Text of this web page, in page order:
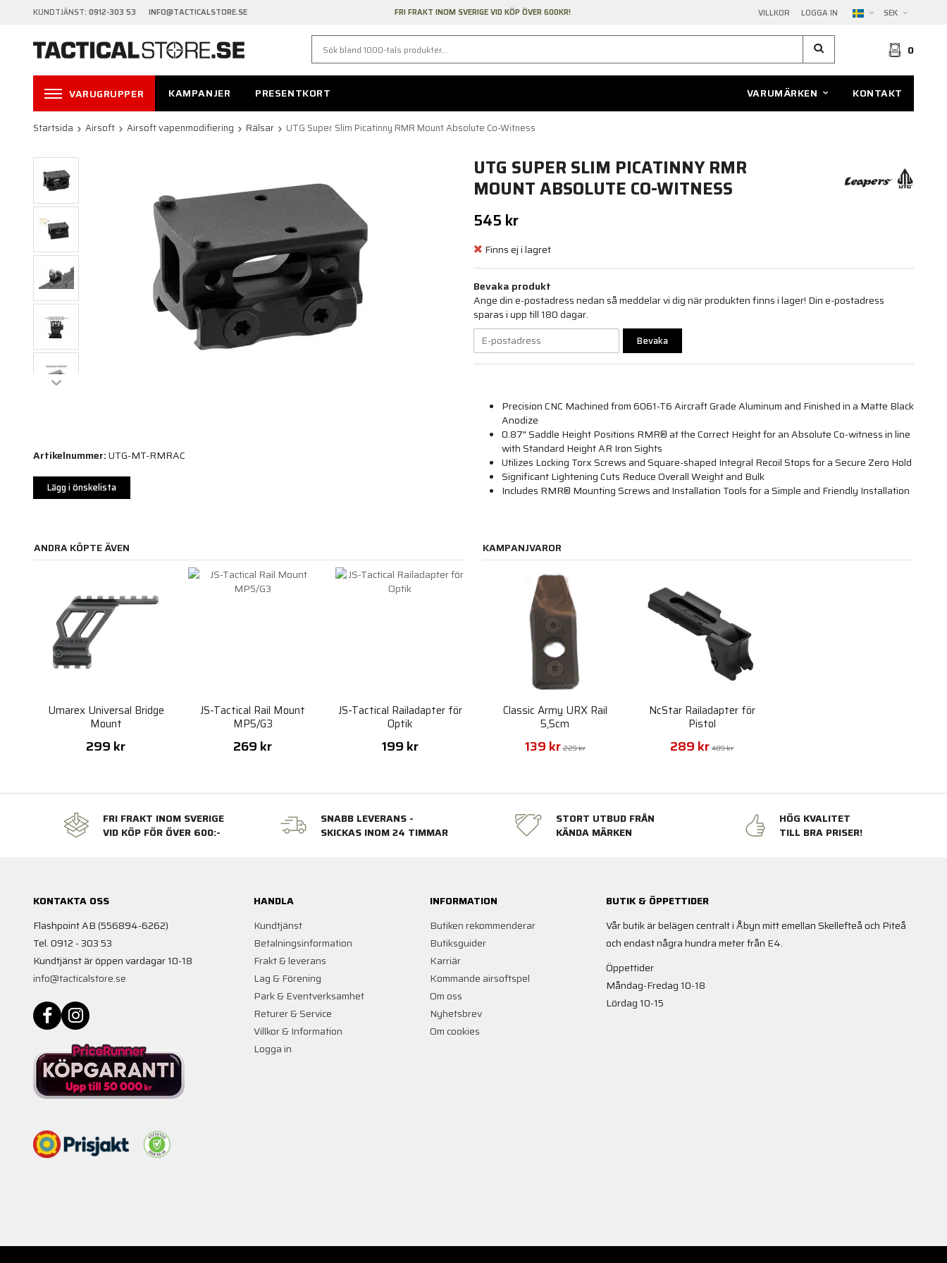
KUNDTJÄNST: 0912-303 53 INFO@TACTICALSTORE.SE VILLKOR LOGGA IN SEK
FRI FRAKT INOM SVERIGE VID KÖP ÖVER 600KR!
0
VARUGRUPPER KAMPANJER PRESENTKORT VARUMÄRKEN KONTAKT
Startsida Airsoft Airsoft vapenmodifiering Rälsar UTG Super Slim Picatinny RMR Mount Absolute Co-Witness
UTG SUPER SLIM PICATINNY RMR
MOUNT ABSOLUTE CO-WITNESS
545 kr
Finns ej i lagret
Bevaka produkt
Ange din e-postadress nedan så meddelar vi dig när produkten finns i lager! Din e-postadress
sparas i upp till 180 dagar.
Bevaka
Precision CNC Machined from 6061-T6 Aircraft Grade Aluminum and Finished in a Matte Black
Anodize
0.87" Saddle Height Positions RMR® at the Correct Height for an Absolute Co-witness in line
with Standard Height AR Iron Sights
Utilizes Locking Torx Screws and Square-shaped Integral Recoil Stops for a Secure Zero Hold
Significant Lightening Cuts Reduce Overall Weight and Bulk
Includes RMR® Mounting Screws and Installation Tools for a Simple and Friendly Installation
Artikelnummer:UTG-MT-RMRAC
Lägg i önskelista
ANDRA KÖPTE ÄVEN
Umarex Universal Bridge
Mount
299 kr
JS-Tactical Rail Mount
MP5/G3
269 kr
JS-Tactical Railadapter för
Optik
199 kr
KAMPANJVAROR
Classic Army URX Rail
5,5cm
139 kr 229 kr
NcStar Railadapter för
Pistol
289 kr 489 kr
FRI FRAKT INOM SVERIGE
VID KÖP FÖR ÖVER 600:-
SNABB LEVERANS -
SKICKAS INOM 24 TIMMAR
STORT UTBUD FRÅN
KÄNDA MÄRKEN
HÖG KVALITET
TILL BRA PRISER!
KONTAKTA OSS
Flashpoint AB (556894-6262)
Tel. 0912 - 303 53
Kundtjänst är öppen vardagar 10-18
info@tacticalstore.se
HANDLA
Kundtjänst
Betalningsinformation
Frakt & leverans
Lag & Förening
Park & Eventverksamhet
Returer & Service
Villkor & Information
Logga in
INFORMATION
Butiken rekommenderar
Butiksguider
Karriär
Kommande airsoftspel
Om oss
Nyhetsbrev
Om cookies
BUTIK & ÖPPETTIDER
Vår butik är belägen centralt i Åbyn mitt emellan Skellefteå och Piteå
och endast några hundra meter från E4.
Öppettider
Måndag-Fredag 10-18
Lördag 10-15